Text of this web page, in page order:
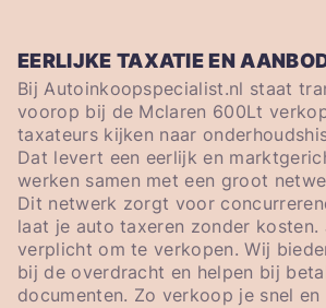
EERLIJKE TAXATIE EN
Bij Autoinkoopspecialist.nl staat
voorop bij de Mclaren 600Lt
taxateurs kijken naar
Dat levert een eerlijk en
werken samen met een groot
Dit netwerk zorgt voor
laat je auto taxeren zonder kosten.
verplicht om te verkopen. Wij
bij de overdracht en helpen bij
documenten. Zo verkoop je snel